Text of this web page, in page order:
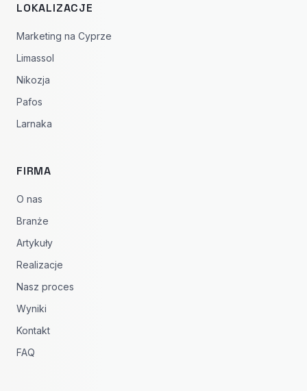
LOKALIZACJE
Marketing na Cyprze
Limassol
Nikozja
Pafos
Larnaka
FIRMA
O nas
Branże
Artykuły
Realizacje
Nasz proces
Wyniki
Kontakt
FAQ